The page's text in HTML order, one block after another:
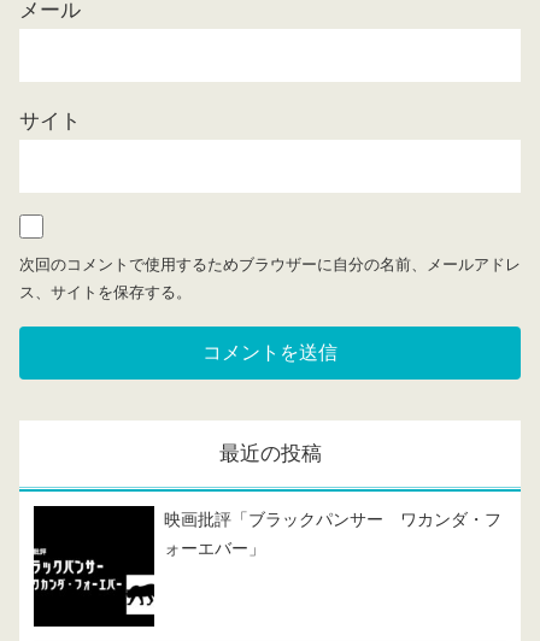
メール
サイト
次回のコメントで使用するためブラウザーに自分の名前、メールアドレ
ス、サイトを保存する。
最近の投稿
映画批評「ブラックパンサー ワカンダ・フ
ォーエバー」